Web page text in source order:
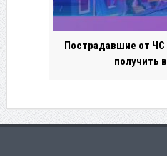
Пострадавшие от ЧС
получить